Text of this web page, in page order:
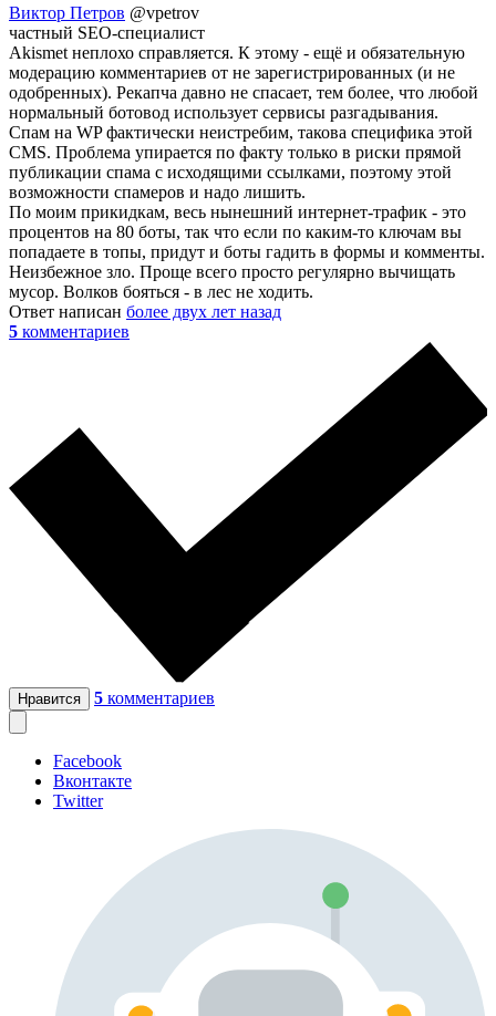
Виктор Петров @vpetrov
частный SEO-специалист
Akismet неплохо справляется. К этому - ещё и обязательную
модерацию комментариев от не зарегистрированных (и не
одобренных). Рекапча давно не спасает, тем более, что любой
нормальный ботовод использует сервисы разгадывания.
Спам на WP фактически неистребим, такова специфика этой
CMS. Проблема упирается по факту только в риски прямой
публикации спама с исходящими ссылками, поэтому этой
возможности спамеров и надо лишить.
По моим прикидкам, весь нынешний интернет-трафик - это
процентов на 80 боты, так что если по каким-то ключам вы
попадаете в топы, придут и боты гадить в формы и комменты.
Неизбежное зло. Проще всего просто регулярно вычищать
мусор. Волков бояться - в лес не ходить.
Ответ написан более двух лет назад
5 комментариев
Нравится 5 комментариев
Facebook
Вконтакте
Twitter